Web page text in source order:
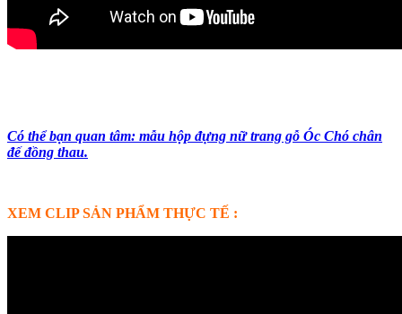
Có thể bạn quan tâm: mẫu hộp đựng nữ trang gỗ Óc Chó chân
đế đồng thau.
XEM CLIPSẢN PHẨM THỰC TẾ :